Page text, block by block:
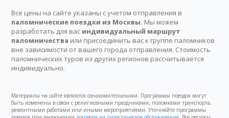
Все цены на сайте указаны с учетом отправления в
паломнические поездки из Москвы. Мы можем
разработать для вас индивидуальный маршрут
паломничества или присоединить вас к группе паломников
вне зависимости от вашего города отправления. Стоимость
паломнических туров из других регионов рассчитывается
индивидуально.
Материалы на сайте являются ознакомительными. Программы поездок могут
быть изменены в связи с религиозными праздниками, поломками транспорта,
ремонтными работами или иными мероприятиями. Уточняйте программы